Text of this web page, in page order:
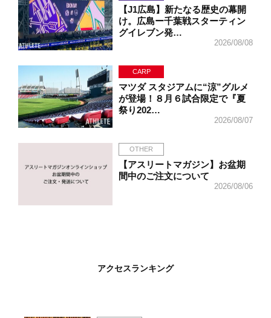
【J1広島】新たなる歴史の幕開
け。広島ー千葉戦スターティン
グイレブン発…
2026/08/08
CARP
マツダ スタジアムに“涼”グルメ
が登場！８月６試合限定で『夏
祭り202…
2026/08/07
OTHER
【アスリートマガジン】お盆期
間中のご注文について
2026/08/06
アクセスランキング